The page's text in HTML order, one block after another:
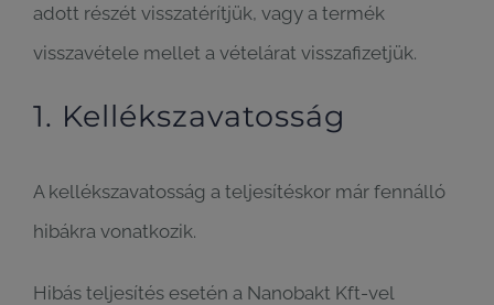
adott részét visszatérítjük, vagy a termék
visszavétele mellet a vételárat visszafizetjük.
1. Kellékszavatosság
A kellékszavatosság a teljesítéskor már fennálló
hibákra vonatkozik.
Hibás teljesítés esetén a Nanobakt Kft-vel